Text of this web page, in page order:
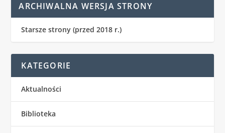
ARCHIWALNA WERSJA STRONY
Starsze strony (przed 2018 r.)
KATEGORIE
Aktualności
Biblioteka